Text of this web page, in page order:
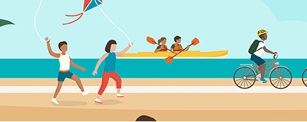
SÉJOURS COLOS
CLASSES DÉCOUVERTES / GROUPES
EDUCATION JEUNESSE